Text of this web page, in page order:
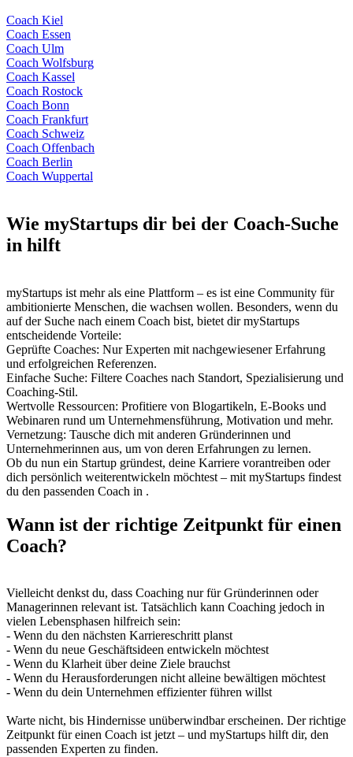
Coach Kiel
Coach Essen
Coach Ulm
Coach Wolfsburg
Coach Kassel
Coach Rostock
Coach Bonn
Coach Frankfurt
Coach Schweiz
Coach Offenbach
Coach Berlin
Coach Wuppertal
Wie myStartups dir bei der Coach-Suche
in hilft
myStartups ist mehr als eine Plattform – es ist eine Community für
ambitionierte Menschen, die wachsen wollen. Besonders, wenn du
auf der Suche nach einem Coach bist, bietet dir myStartups
entscheidende Vorteile:
Geprüfte Coaches: Nur Experten mit nachgewiesener Erfahrung
und erfolgreichen Referenzen.
Einfache Suche: Filtere Coaches nach Standort, Spezialisierung und
Coaching-Stil.
Wertvolle Ressourcen: Profitiere von Blogartikeln, E-Books und
Webinaren rund um Unternehmensführung, Motivation und mehr.
Vernetzung: Tausche dich mit anderen Gründerinnen und
Unternehmerinnen aus, um von deren Erfahrungen zu lernen.
Ob du nun ein Startup gründest, deine Karriere vorantreiben oder
dich persönlich weiterentwickeln möchtest – mit myStartups findest
du den passenden Coach in .
Wann ist der richtige Zeitpunkt für einen
Coach?
Vielleicht denkst du, dass Coaching nur für Gründerinnen oder
Managerinnen relevant ist. Tatsächlich kann Coaching jedoch in
vielen Lebensphasen hilfreich sein:
- Wenn du den nächsten Karriereschritt planst
- Wenn du neue Geschäftsideen entwickeln möchtest
- Wenn du Klarheit über deine Ziele brauchst
- Wenn du Herausforderungen nicht alleine bewältigen möchtest
- Wenn du dein Unternehmen effizienter führen willst
Warte nicht, bis Hindernisse unüberwindbar erscheinen. Der richtige
Zeitpunkt für einen Coach ist jetzt – und myStartups hilft dir, den
passenden Experten zu finden.